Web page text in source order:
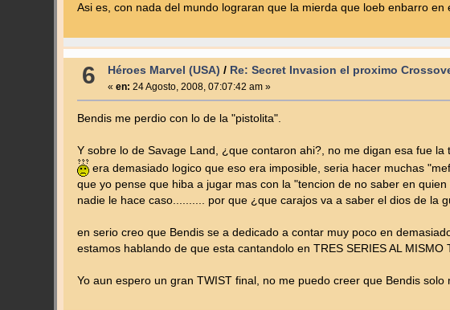
Asi es, con nada del mundo lograran que la mierda que loeb enbarro en
6 Héroes Marvel (USA) / Re: Secret Invasion el proximo
« en: 24 Agosto, 2008, 07:07:42 am »
Bendis me perdio con lo de la "pistolita".
Y sobre lo de Savage Land, ¿que contaron ahi?, no me digan esa fue
era demasiado logico que eso era imposible, seria hacer muchas
que yo pense que hiba a jugar mas con la "tencion de no saber en
nadie le hace caso.......... por que ¿que carajos va a saber el dios de la
en serio creo que Bendis se a dedicado a contar muy poco en
estamos hablando de que esta cantandolo en TRES SERIES AL
Yo aun espero un gran TWIST final, no me puedo creer que Bendis